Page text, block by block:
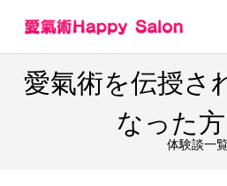
愛氣術を伝授さ
なった
体験談一